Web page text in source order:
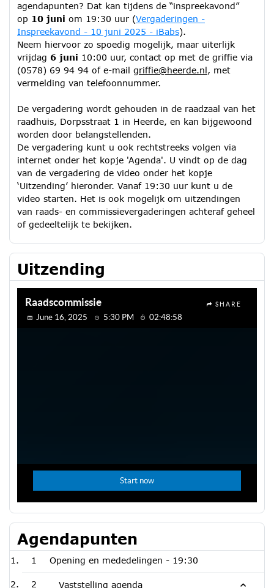
agendapunten? Dat kan tijdens de “inspreekavond”
op 10 juni om 19:30 uur (Vergaderingen -
Inspreekavond - 10 juni 2025 - iBabs).
Neem hiervoor zo spoedig mogelijk, maar uiterlijk
vrijdag 6 juni 10:00 uur, contact op met de griffie via
(0578) 69 94 94 of e-mail griffie@heerde.nl, met
vermelding van telefoonnummer.
De vergadering wordt gehouden in de raadzaal van het
raadhuis, Dorpsstraat 1 in Heerde, en kan bijgewoond
worden door belangstellenden.
De vergadering kunt u ook rechtstreeks volgen via
internet onder het kopje 'Agenda'. U vindt op de dag
van de vergadering de video onder het kopje
‘Uitzending’ hieronder. Vanaf 19:30 uur kunt u de
video starten. Het is ook mogelijk om uitzendingen
van raads- en commissievergaderingen achteraf geheel
of gedeeltelijk te bekijken.
Uitzending
Agendapunten
1 Opening en mededelingen - 19:30
2 Vaststelling agenda